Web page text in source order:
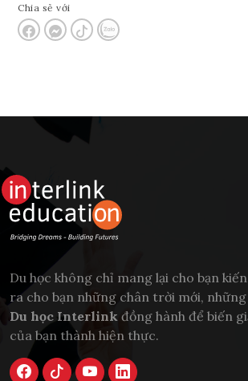
Chia sẻ với
Du học không chỉ mang lại cho bạn
ra cho bạn những chân trời mới, những
Du học Interlink đồng hành để biến
của bạn thành hiện thực.